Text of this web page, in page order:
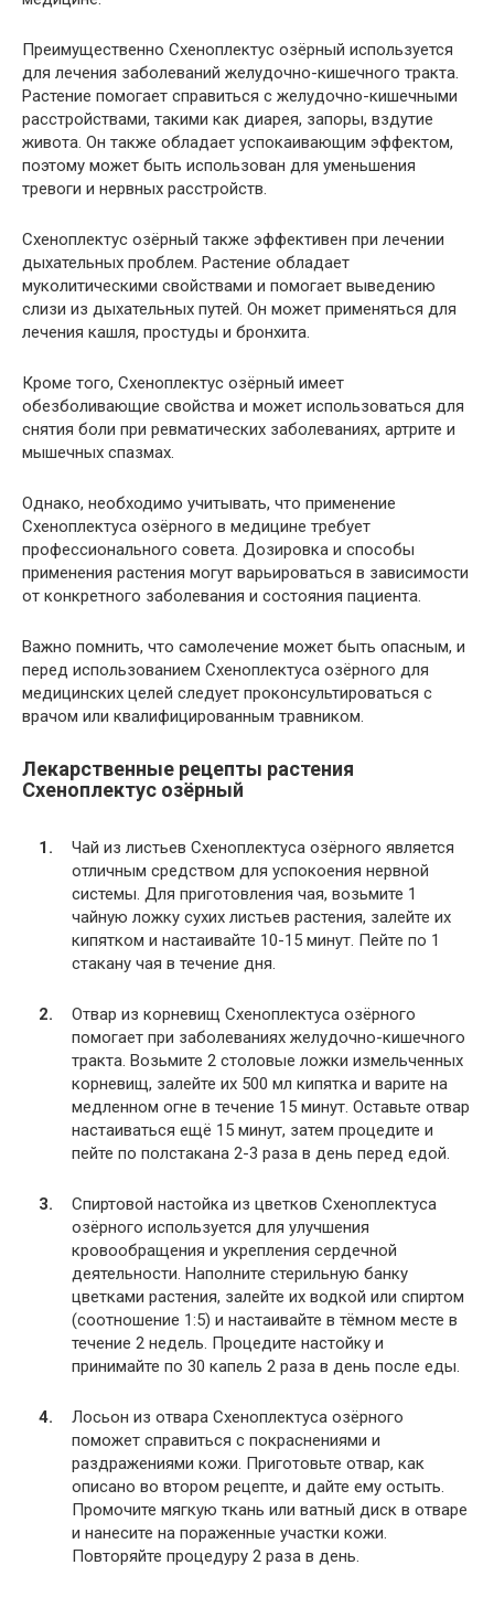
Преимущественно Схеноплектус озёрный используется
для лечения заболеваний желудочно-кишечного тракта.
Растение помогает справиться с желудочно-кишечными
расстройствами, такими как диарея, запоры, вздутие
живота. Он также обладает успокаивающим эффектом,
поэтому может быть использован для уменьшения
тревоги и нервных расстройств.
Схеноплектус озёрный также эффективен при лечении
дыхательных проблем. Растение обладает
муколитическими свойствами и помогает выведению
слизи из дыхательных путей. Он может применяться для
лечения кашля, простуды и бронхита.
Кроме того, Схеноплектус озёрный имеет
обезболивающие свойства и может использоваться для
снятия боли при ревматических заболеваниях, артрите и
мышечных спазмах.
Однако, необходимо учитывать, что применение
Схеноплектуса озёрного в медицине требует
профессионального совета. Дозировка и способы
применения растения могут варьироваться в зависимости
от конкретного заболевания и состояния пациента.
Важно помнить, что самолечение может быть опасным, и
перед использованием Схеноплектуса озёрного для
медицинских целей следует проконсультироваться с
врачом или квалифицированным травником.
Лекарственные рецепты растения
Схеноплектус озёрный
Чай из листьев Схеноплектуса озёрного является
отличным средством для успокоения нервной
системы. Для приготовления чая, возьмите 1
чайную ложку сухих листьев растения, залейте их
кипятком и настаивайте 10-15 минут. Пейте по 1
стакану чая в течение дня.
Отвар из корневищ Схеноплектуса озёрного
помогает при заболеваниях желудочно-кишечного
тракта. Возьмите 2 столовые ложки измельченных
корневищ, залейте их 500 мл кипятка и варите на
медленном огне в течение 15 минут. Оставьте отвар
настаиваться ещё 15 минут, затем процедите и
пейте по полстакана 2-3 раза в день перед едой.
Спиртовой настойка из цветков Схеноплектуса
озёрного используется для улучшения
кровообращения и укрепления сердечной
деятельности. Наполните стерильную банку
цветками растения, залейте их водкой или спиртом
(соотношение 1:5) и настаивайте в тёмном месте в
течение 2 недель. Процедите настойку и
принимайте по 30 капель 2 раза в день после еды.
Лосьон из отвара Схеноплектуса озёрного
поможет справиться с покраснениями и
раздражениями кожи. Приготовьте отвар, как
описано во втором рецепте, и дайте ему остыть.
Промочите мягкую ткань или ватный диск в отваре
и нанесите на пораженные участки кожи.
Повторяйте процедуру 2 раза в день.